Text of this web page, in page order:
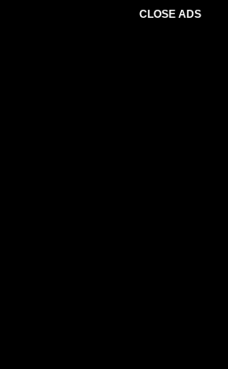
CLOSE ADS